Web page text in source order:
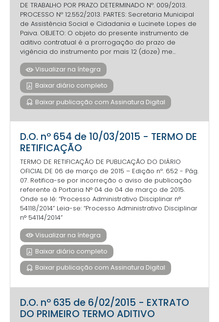
DE TRABALHO POR PRAZO DETERMINADO Nº. 009/2013.
PROCESSO Nº 12.552/2013. PARTES: Secretaria Municipal
de Assistência Social e Cidadania e Lucinete Lopes de
Paiva. OBJETO: O objeto do presente instrumento de
aditivo contratual é a prorrogação do prazo de
vigência do instrumento por mais 12 (doze) me...
Visualizar na íntegra
Baixar diário completo
Baixar publicação com Assinatura Digital
D.O. nº 654 de 10/03/2015 - TERMO DE
RETIFICAÇÃO
TERMO DE RETIFICAÇÃO DE PUBLICAÇÃO DO DIÁRIO
OFICIAL DE 06 de março de 2015 – Edição nº. 652 - Pág.
07. Retifica-se por incorreção o aviso de publicação
referente à Portaria N° 04 de 04 de março de 2015.
Onde se lê: “Processo Administrativo Disciplinar n°
54118/2014” Leia-se: “Processo Administrativo Disciplinar
n° 54114/2014”
Visualizar na íntegra
Baixar diário completo
Baixar publicação com Assinatura Digital
D.O. nº 635 de 6/02/2015 - EXTRATO
DO PRIMEIRO TERMO ADITIVO